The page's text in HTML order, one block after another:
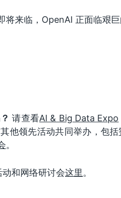
来临，OpenAI 正面临艰巨
请查看AI & Big Data Expo
他领先活动共同举办，包括
。
和网络研讨会这里。